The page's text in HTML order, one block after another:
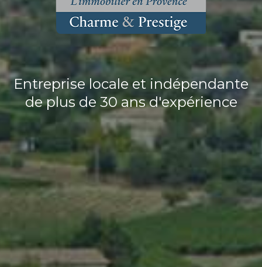
Entreprise locale et indépendante
de plus de 30 ans d'expérience